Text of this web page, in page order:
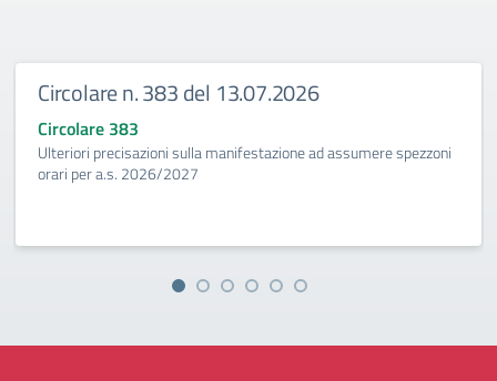
Circolare n. 383 del 13.07.2026
Circolare 383
Ulteriori precisazioni sulla manifestazione ad assumere spezzoni
orari per a.s. 2026/2027